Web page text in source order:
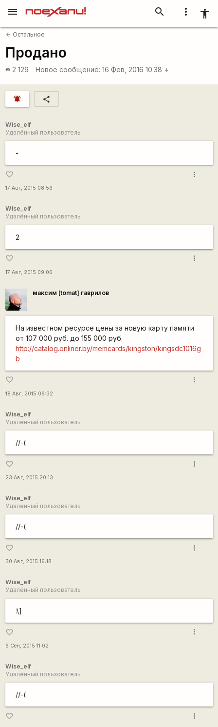
more_vert accessibility_new
search
menu
arrow_back Остальное
Продано
visibility 2 129 Новое сообщение: 16 Фев, 2016 10:38 arrow_downward
notifications_active share
Wise_elf
Удалённый пользователь
-
favorite_border
17 Авг, 2015 08:56
more_vert
Wise_elf
Удалённый пользователь
2
favorite_border
17 Авг, 2015 09:06
more_vert
максим [tomat] гаврилов
На известном ресурсе цены за новую карту памяти
от 107 000 руб. до 155 000 руб.
http://catalog.onliner.by/memcards/kingston/kingsdc1016g
b
favorite_border
18 Авг, 2015 06:32
more_vert
Wise_elf
Удалённый пользователь
//-(
favorite_border
23 Авг, 2015 20:13
more_vert
Wise_elf
Удалённый пользователь
//-(
favorite_border
30 Авг, 2015 16:18
more_vert
Wise_elf
Удалённый пользователь
:\]
favorite_border
6 Сен, 2015 11:02
more_vert
Wise_elf
Удалённый пользователь
//-(
favorite_border more_vert